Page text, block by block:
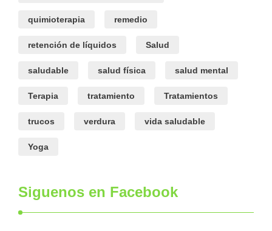
quimioterapia remedio
retención de líquidos Salud
saludable salud física salud mental
Terapia tratamiento Tratamientos
trucos verdura vida saludable
Yoga
Siguenos en Facebook